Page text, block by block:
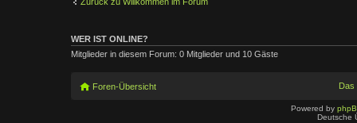
WER IST ONLINE?
Mitglieder in diesem Forum: 0 Mitglieder und 10 Gäste
Foren-Übersicht Das
Powered by
Deutsche